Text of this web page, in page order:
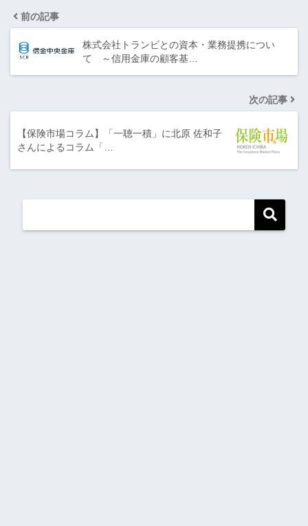
前の記事
株式会社トランビとの資本・業務提携につい
て ～信用金庫の顧客基…
次の記事
【保険市場コラム】「一聴一積」に北原 佐和子
さんによるコラム「…